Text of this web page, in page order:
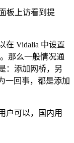
板上访看到提
在 Vidalia 中设置
那么一般情况通
：添加网桥，另
一回事，都是添加
户可以，国内用